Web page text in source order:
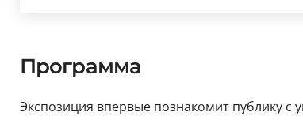
Программа
Экспозиция впервые познакомит публику с